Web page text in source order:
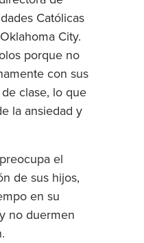
Católicas
City.
porque no
con sus
clase, lo que
la ansiedad y
el
de sus hijos,
en su
no duermen